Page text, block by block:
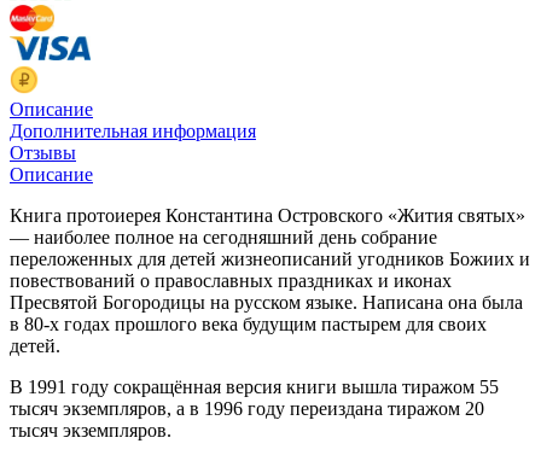
Описание
Дополнительная информация
Отзывы
Описание
Книга протоиерея Константина Островского «Жития святых»
— наиболее полное на сегодняшний день собрание
переложенных для детей жизнеописаний угодников Божиих и
повествований о православных праздниках и иконах
Пресвятой Богородицы на русском языке. Написана она была
в 80-х годах прошлого века будущим пастырем для своих
детей.
В 1991 году сокращённая версия книги вышла тиражом 55
тысяч экземпляров, а в 1996 году переиздана тиражом 20
тысяч экземпляров.